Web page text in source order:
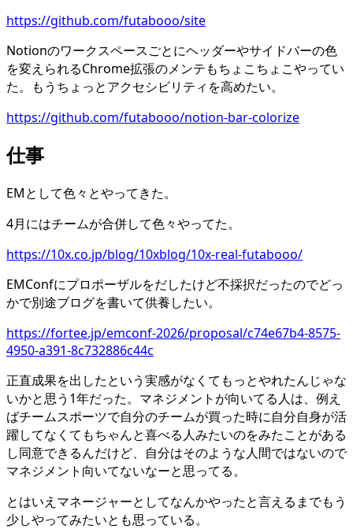
https://github.com/futabooo/site
Notionのワークスペースごとにヘッダーやサイドバーの色
を変えられるChrome拡張のメンテもちょこちょこやってい
た。もうちょっとアクセシビリティを高めたい。
https://github.com/futabooo/notion-bar-colorize
仕事
EMとして色々とやってきた。
4月にはチームが合併して色々やってた。
https://10x.co.jp/blog/10xblog/10x-real-futabooo/
EMConfにプロポーザルをだしたけど不採択だったのでどっ
かで別途ブログを書いて供養したい。
https://fortee.jp/emconf-2026/proposal/c74e67b4-8575-
4950-a391-8c732886c44c
正直成果を出したという実感がなくてもっとやれたんじゃな
いかと思う1年だった。マネジメントが向いてる人は、例え
ばチームスポーツで自分のチームが買った時に自分自身が活
躍してなくてもちゃんと喜べる人みたいのをみたことがある
し同意できるんだけど、自分はそのような人間ではないので
マネジメント向いてないなーと思ってる。
とはいえマネージャーとしてなんかやったと言えるまでもう
少しやってみたいとも思っている。